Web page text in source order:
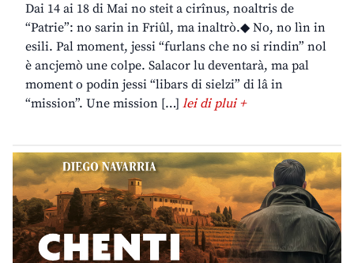
Dai 14 ai 18 di Mai no steit a cirînus, noaltris de
“Patrie”: no sarin in Friûl, ma inaltrò.◆ No, no lìn in
esili. Pal moment, jessi “furlans che no si rindin” nol
è ancjemò une colpe. Salacor lu deventarà, ma pal
moment o podin jessi “libars di sielzi” di lâ in
“mission”. Une mission […] lei di plui +